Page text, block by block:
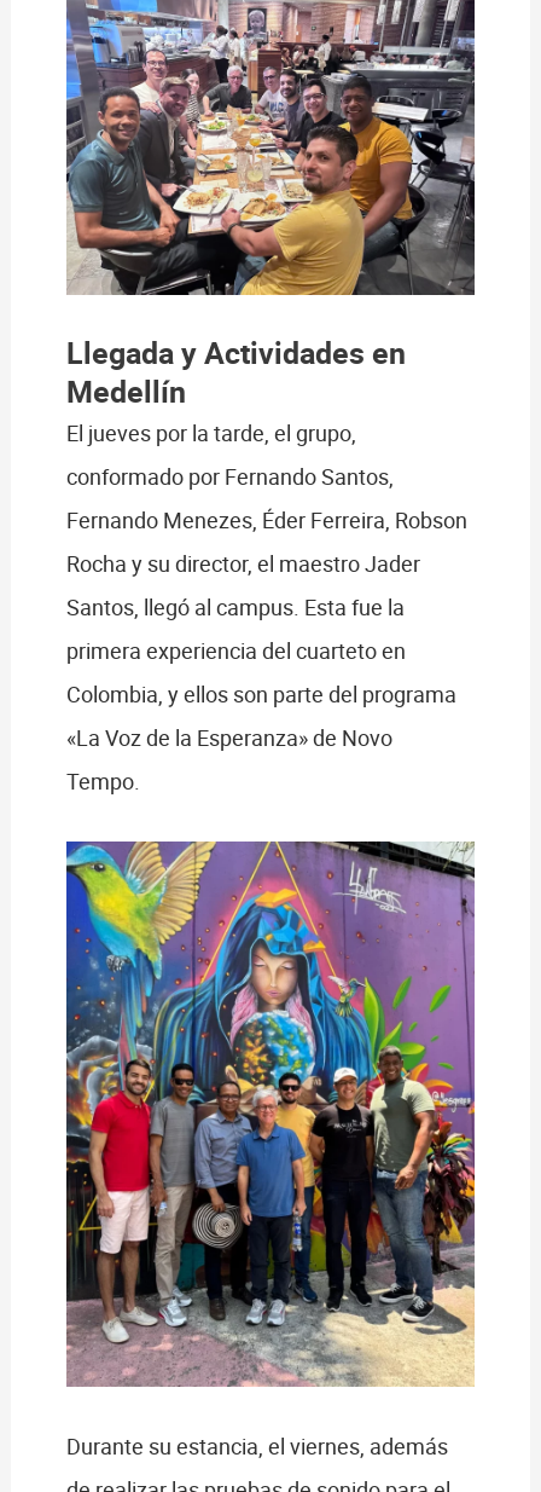
Llegada y Actividades en
Medellín
El jueves por la tarde, el grupo,
conformado por Fernando Santos,
Fernando Menezes, Éder Ferreira, Robson
Rocha y su director, el maestro Jader
Santos, llegó al campus. Esta fue la
primera experiencia del cuarteto en
Colombia, y ellos son parte del programa
«La Voz de la Esperanza» de Novo
Tempo.
Durante su estancia, el viernes, además